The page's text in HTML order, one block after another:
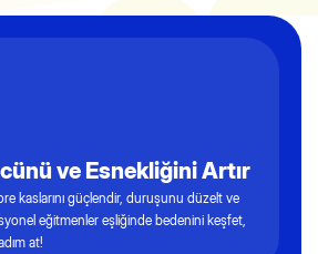
ve Esnekliğini Artır
kaslarını güçlendir, duruşunu düzelt ve
eğitmenler eşliğinde bedenini keşfet,
at!